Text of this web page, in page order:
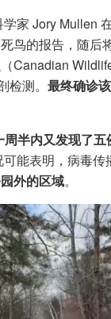
家 Jory Mullen
鸟的报告，随后
Canadian
测。 最终确诊
周半内又发现了五
能表明，病毒传
外的区域。